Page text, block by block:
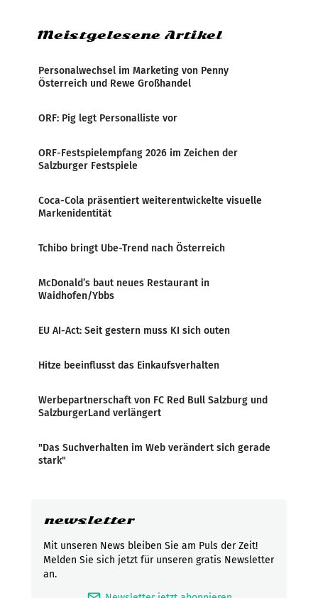
Meistgelesene Artikel
Personalwechsel im Marketing von Penny
Österreich und Rewe Großhandel
ORF: Pig legt Personalliste vor
ORF-Festspielempfang 2026 im Zeichen der
Salzburger Festspiele
Coca-Cola präsentiert weiterentwickelte visuelle
Markenidentität
Tchibo bringt Ube-Trend nach Österreich
McDonald’s baut neues Restaurant in
Waidhofen/Ybbs
EU AI-Act: Seit gestern muss KI sich outen
Hitze beeinflusst das Einkaufsverhalten
Werbepartnerschaft von FC Red Bull Salzburg und
SalzburgerLand verlängert
"Das Suchverhalten im Web verändert sich gerade
stark"
newsletter
Mit unseren News bleiben Sie am Puls der Zeit!
Melden Sie sich jetzt für unseren gratis Newsletter
an.